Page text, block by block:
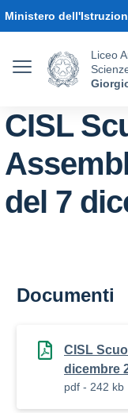
Ministero
Liceo
CISL
del 7
Documenti
CISL
dicembre
pdf - 242 kb